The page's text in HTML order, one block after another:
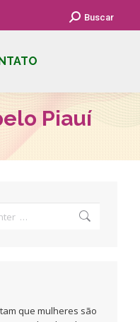
Search:
Buscar
Piauí
que mulheres são